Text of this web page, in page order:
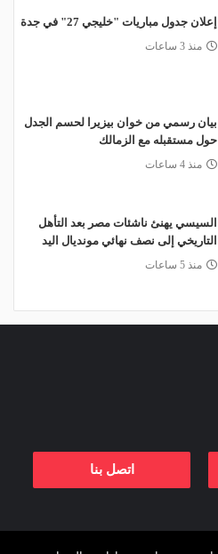
إعلان جدول مباريات "خليجي 27" في جدة
منذ 3 ساعات
بيان رسمي من خوان بيزيرا لحسم الجدل
حول مستقبله مع الزمالك
منذ 4 ساعات
السيسي يهنئ ناشئات مصر بعد التأهل
التاريخي إلى نصف نهائي مونديال اليد
منذ 5 ساعات
اتصل بنا